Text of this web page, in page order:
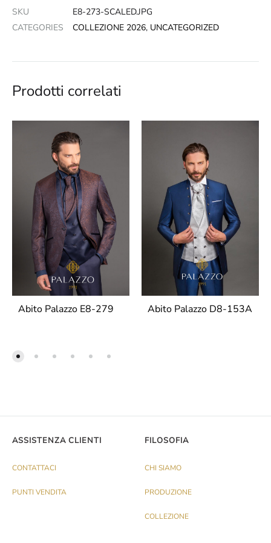
SKU
E8-273-SCALED.JPG
CATEGORIES
COLLEZIONE 2026, UNCATEGORIZED
Prodotti correlati
Abito Palazzo E8-279 Abito Palazzo D8-153A
ASSISTENZA CLIENTI
CONTATTACI
PUNTI VENDITA
FILOSOFIA
CHI SIAMO
PRODUZIONE
COLLEZIONE